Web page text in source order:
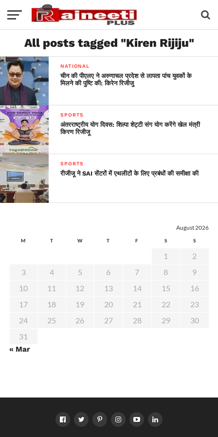
All posts tagged "Kiren Rijiju"
NATIONAL
चीन की पीएलए ने अरुणाचल प्रदेश से लापता पांच युवकों के
मिलने की पुष्टि की: किरेन रिजीजु
SPORTS
अंतरराष्ट्रीय योग दिवस: शिल्पा शेट्टी संग योग करेंगे खेल मंत्री
किरण रिजीजू
SPORTS
रीजीजू ने SAI सेंटरों में एथलीटों के लिए प्रबंधों की समीक्षा की
August 2026
M T W T F S S
1
2
3
4 5 6 7 8
9
10
11 12 13 14 15
16
17
18 19 20 21 22
23
24
25 26 27 28 29
30
31
« Mar